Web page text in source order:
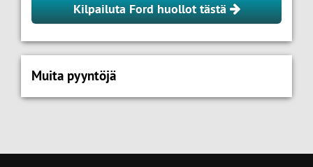
Kilpailuta Ford huollot tästä
Muita pyyntöjä